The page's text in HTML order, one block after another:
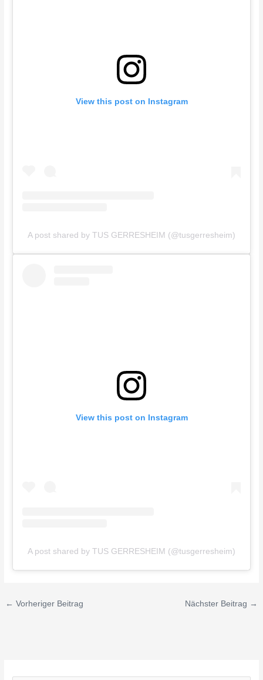
View this post on Instagram
A post shared by TUS GERRESHEIM (@tusgerresheim)
View this post on Instagram
A post shared by TUS GERRESHEIM (@tusgerresheim)
← Vorheriger Beitrag Nächster Beitrag →